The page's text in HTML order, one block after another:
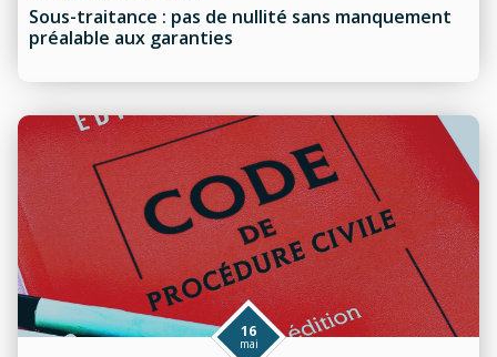
Sous-traitance : pas de nullité sans manquement
préalable aux garanties
16
mai